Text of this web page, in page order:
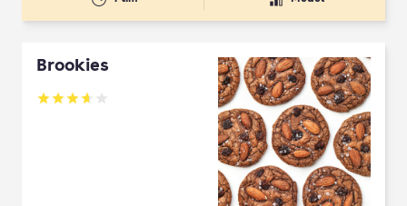
Brookies
Betyg: 3.64 av 5